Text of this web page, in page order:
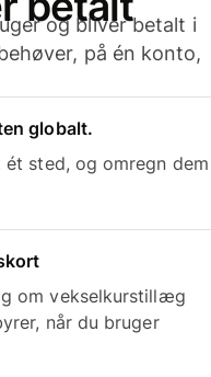
og bliver betalt i
på én konto,
globalt.
sted, og omregn dem
om vekselkurstillæg
når du bruger